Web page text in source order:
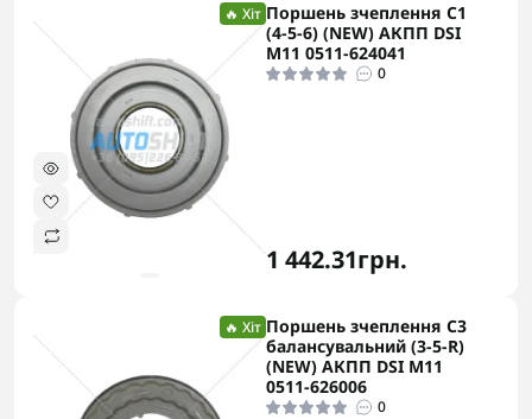
🔥 Хіт Поршень зчеплення C1
(4-5-6) (NEW) АКПП DSI
M11 0511-624041
0
1 442.31грн.
🔥 Хіт Поршень зчеплення C3
балансувальний (3-5-R)
(NEW) АКПП DSI M11
0511-626006
0